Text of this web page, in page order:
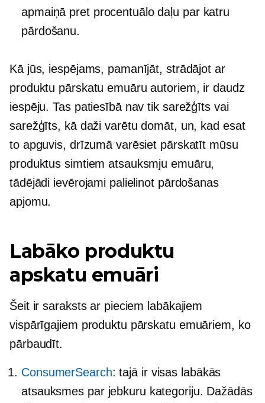
apmaiņā pret procentuālo daļu par katru
pārdošanu.
Kā jūs, iespējams, pamanījāt, strādājot ar
produktu pārskatu emuāru autoriem, ir daudz
iespēju. Tas patiesībā nav tik sarežģīts vai
sarežģīts, kā daži varētu domāt, un, kad esat
to apguvis, drīzumā varēsiet pārskatīt mūsu
produktus simtiem atsauksmju emuāru,
tādējādi ievērojami palielinot pārdošanas
apjomu.
Labāko produktu
apskatu emuāri
Šeit ir saraksts ar pieciem labākajiem
vispārīgajiem produktu pārskatu emuāriem, ko
pārbaudīt.
ConsumerSearch: tajā ir visas labākās
atsauksmes par jebkuru kategoriju. Dažādās